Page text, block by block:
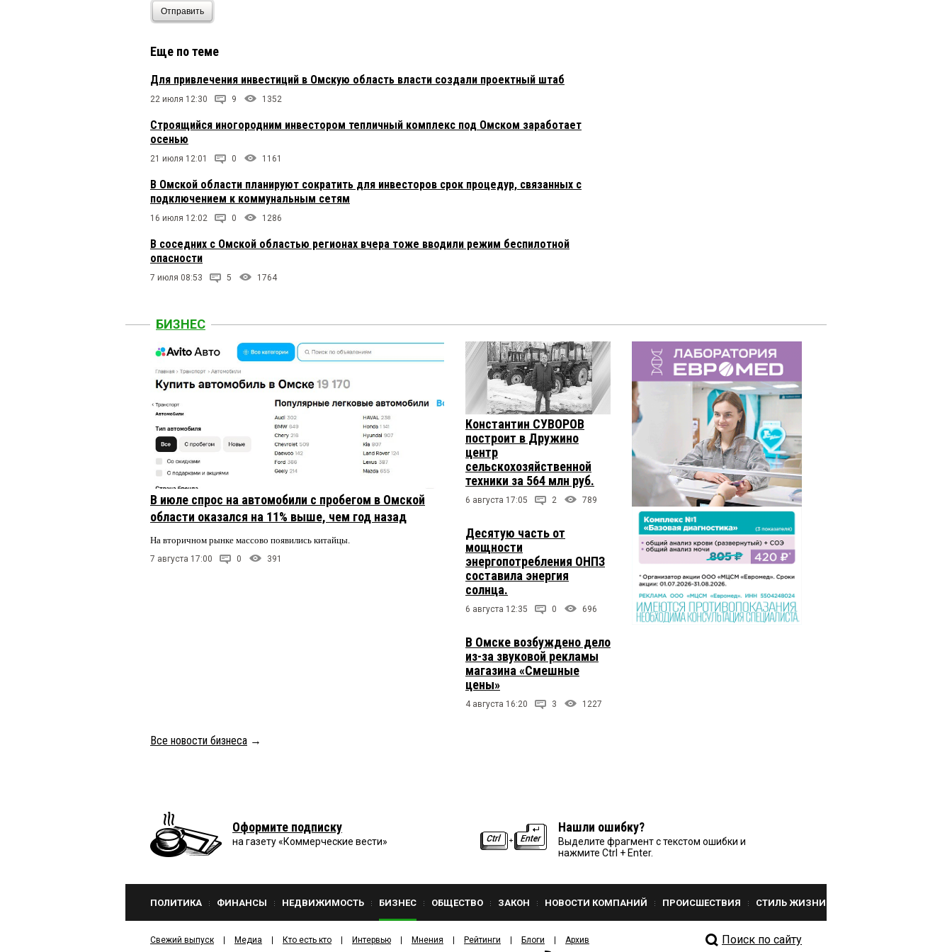
Отправить
Еще по теме
Для привлечения инвестиций в Омскую область власти создали проектный штаб
22 июля 12:30 9 1352
Строящийся иногородним инвестором тепличный комплекс под Омском заработает
осенью
21 июля 12:01 0 1161
В Омской области планируют сократить для инвесторов срок процедур, связанных с
подключением к коммунальным сетям
16 июля 12:02 0 1286
В соседних с Омской областью регионах вчера тоже вводили режим беспилотной
опасности
7 июля 08:53 5 1764
БИЗНЕС
В июле спрос на автомобили с пробегом в Омской
области оказался на 11% выше, чем год назад
На вторичном рынке массово появились китайцы.
7 августа 17:00 0 391
Константин СУВОРОВ
построит в Дружино
центр
сельскохозяйственной
техники за 564 млн руб.
6 августа 17:05 2 789
Десятую часть от
мощности
энергопотребления ОНПЗ
составила энергия
солнца.
6 августа 12:35 0 696
В Омске возбуждено дело
из-за звуковой рекламы
магазина «Смешные
цены»
4 августа 16:20 3 1227
Все новости бизнеса →
Оформите подписку
на газету «Коммерческие вести»
Нашли ошибку?
Выделите фрагмент с текстом ошибки и
нажмите Ctrl + Enter.
ПОЛИТИКА ФИНАНСЫ НЕДВИЖИМОСТЬ БИЗНЕС ОБЩЕСТВО ЗАКОН НОВОСТИ КОМПАНИЙ ПРОИСШЕСТВИЯ СТИЛЬ ЖИЗНИ
Свежий выпуск Медиа Кто есть кто Интервью Мнения Рейтинги Блоги
Архив
Поиск по сайту